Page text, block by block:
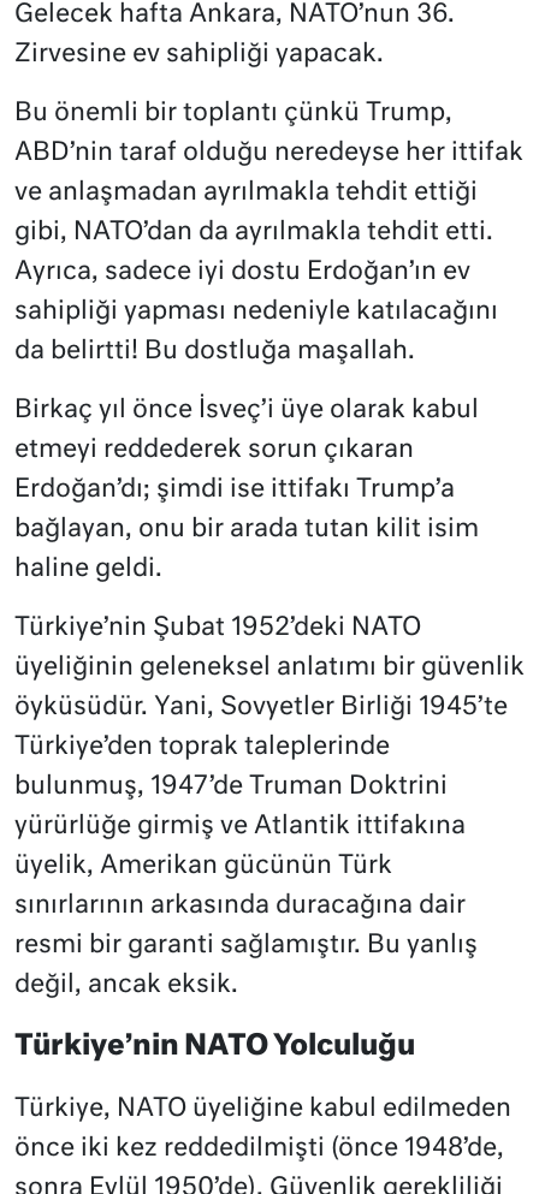
Gelecek hafta Ankara, NATO’nun 36.
Zirvesine ev sahipliği yapacak.
Bu önemli bir toplantı çünkü Trump,
ABD’nin taraf olduğu neredeyse her ittifak
ve anlaşmadan ayrılmakla tehdit ettiği
gibi, NATO’dan da ayrılmakla tehdit etti.
Ayrıca, sadece iyi dostu Erdoğan’ın ev
sahipliği yapması nedeniyle katılacağını
da belirtti! Bu dostluğa maşallah.
Birkaç yıl önce İsveç’i üye olarak kabul
etmeyi reddederek sorun çıkaran
Erdoğan’dı; şimdi ise ittifakı Trump’a
bağlayan, onu bir arada tutan kilit isim
haline geldi.
Türkiye’nin Şubat 1952’deki NATO
üyeliğinin geleneksel anlatımı bir güvenlik
öyküsüdür. Yani, Sovyetler Birliği 1945’te
Türkiye’den toprak taleplerinde
bulunmuş, 1947’de Truman Doktrini
yürürlüğe girmiş ve Atlantik ittifakına
üyelik, Amerikan gücünün Türk
sınırlarının arkasında duracağına dair
resmi bir garanti sağlamıştır. Bu yanlış
değil, ancak eksik.
Türkiye’nin NATO Yolculuğu
Türkiye, NATO üyeliğine kabul edilmeden
önce iki kez reddedilmişti (önce 1948’de,
sonra Eylül 1950’de). Güvenlik gerekliliği